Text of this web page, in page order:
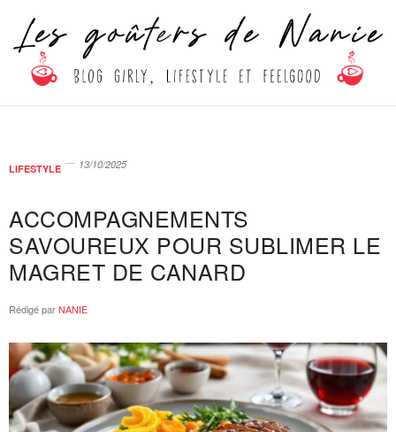
LIFESTYLE 13/10/2025
ACCOMPAGNEMENTS
SAVOUREUX POUR SUBLIMER LE
MAGRET DE CANARD
Rédigé parNANIE